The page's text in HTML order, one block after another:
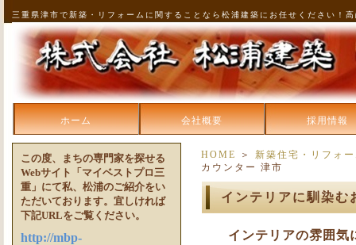
三重県津市で新築・リフォームに関することなら松浦建築にお任せください！
ホーム 会社概要 採用情報
HOME ＞ 新築住宅・リフォ
カウンター 津市
インテリアに馴染む
インテリアの雰囲気
この度、まちの専門家を探せる
Webサイト「マイベストプロ三
重」にて私、松浦のご紹介をい
ただいております。宜しければ
下記URLをご覧ください。
http://mbp-